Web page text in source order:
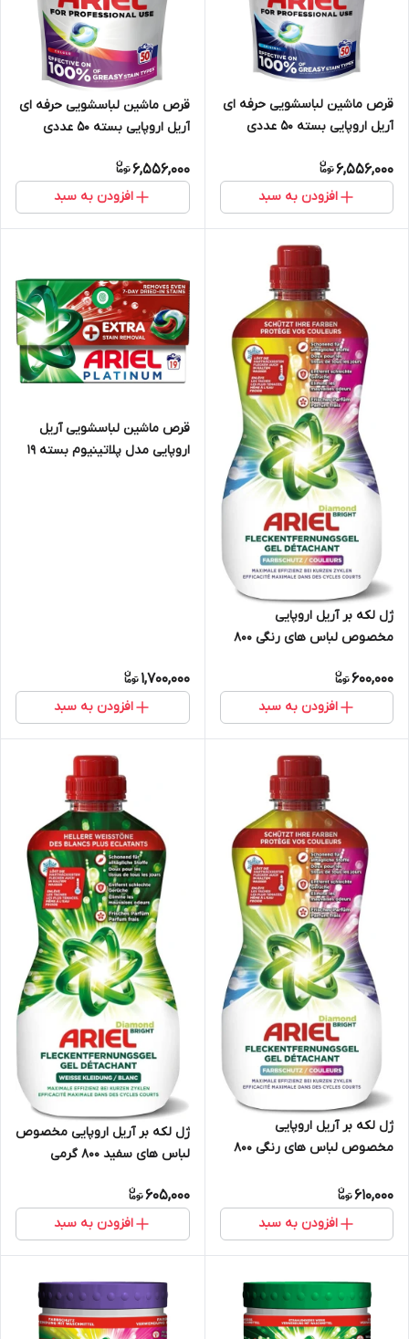
قرص ماشین لباسشویی حرفه ای
آریل اروپایی بسته 50 عددی
6,556,000
افزودن به سبد
قرص ماشین لباسشویی حرفه ای
آریل اروپایی بسته 50 عددی
6,556,000
افزودن به سبد
ژل لکه بر آریل اروپایی
مخصوص لباس های رنگی 800
600,000
افزودن به سبد
قرص ماشین لباسشویی آریل
اروپایی مدل پلاتینیوم بسته 19
1,700,000
افزودن به سبد
ژل لکه بر آریل اروپایی
مخصوص لباس های رنگی 800
610,000
افزودن به سبد
ژل لکه بر آریل اروپایی مخصوص
لباس های سفید 800 گرمی
605,000
افزودن به سبد